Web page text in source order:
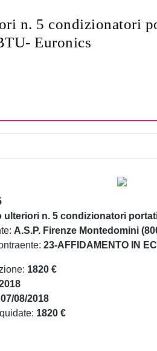
n. 5 condizionatori
Euronics
ulteriori n. 5 condizionatori
A.S.P. Firenze Montedomini
23-AFFIDAMENTO IN
1820 €
07/08/2018
1820 €